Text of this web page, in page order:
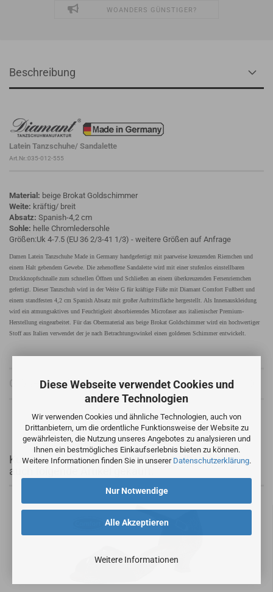
Diese Webseite verwendet Cookies und
andere Technologien
Wir verwenden Cookies und ähnliche Technologien, auch von
Drittanbietern, um die ordentliche Funktionsweise der Website zu
gewährleisten, die Nutzung unseres Angebotes zu analysieren und
Ihnen ein bestmögliches Einkaufserlebnis bieten zu können.
Weitere Informationen finden Sie in unserer Datenschutzerklärung.
Alle Akzeptieren
Nur Notwendige
Weitere Informationen
WOANDERS GÜNSTIGER?
Beschreibung
Latein Tanzschuhe/ Sandalette
Art.Nr.:035-012-555
Material: beige Brokat Goldschimmer
Weite: kräftig/ breit
Absatz: Spanish-4,2 cm
Sohle: helle Chromledersohle
Größen:Uk 4-7.5 (EU 36 2/3-41 1/3) - weitere Größen auf Anfrage
Damen Latein Tanzschuhe Made in Germany handgefertigt mit paarweise kreuzenden Riemchen und
einem Halt gebendem Gewebe. Die zehenoffene Sandalette wird mit einer stufenlos einstellbaren
Druckknopfschnalle zum schnellen Öffnen und Schließen an einem überkreuzenden Fersenriemchen
gefertigt. Dieser Tanzschuh wird in der Weite G für kräftige Füße mit Diamant Comfort Fußbett und
einem standfesten 4,2 cm Spanish Absatz mit großer Auftrittsfläche hergestellt. Als Innenauskleidung
wird ein atmungsaktives und Feuchtigkeit absorbierendes Microfaser aus italienischer Premium-
Herstellung eingearbeitet. Für das Obermaterial aus beige Brokat Goldschimmer wird ein hochwertiger
Stoff aus Italien verwendet der je nach Betrachtungswinkel einen goldenen Schimmer entwickelt.
Größentabelle
Kunden, welche diesen Artikel bestellten, haben
auch folgende Artikel gekauft: